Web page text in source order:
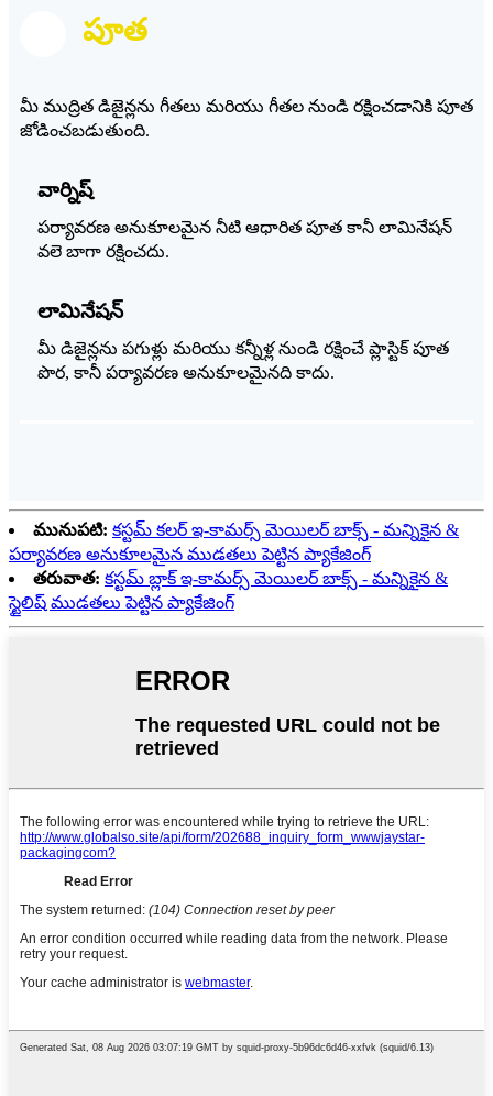
పూత
మీ ముద్రిత డిజైన్లను గీతలు మరియు గీతల నుండి రక్షించడానికి పూత
జోడించబడుతుంది.
వార్నిష్
పర్యావరణ అనుకూలమైన నీటి ఆధారిత పూత కానీ లామినేషన్
వలె బాగా రక్షించదు.
లామినేషన్
మీ డిజైన్లను పగుళ్లు మరియు కన్నీళ్ల నుండి రక్షించే ప్లాస్టిక్ పూత
పొర, కానీ పర్యావరణ అనుకూలమైనది కాదు.
మునుపటి: కస్టమ్ కలర్ ఇ-కామర్స్ మెయిలర్ బాక్స్ - మన్నికైన &
పర్యావరణ అనుకూలమైన ముడతలు పెట్టిన ప్యాకేజింగ్
తరువాత: కస్టమ్ బ్లాక్ ఇ-కామర్స్ మెయిలర్ బాక్స్ - మన్నికైన &
స్టైలిష్ ముడతలు పెట్టిన ప్యాకేజింగ్